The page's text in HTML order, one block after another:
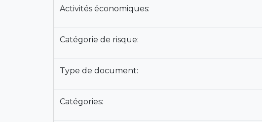
Activités économiques:
Catégorie de risque:
Type de document:
Catégories: